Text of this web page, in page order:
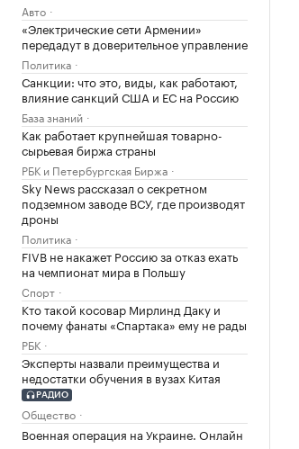
Авто
«Электрические сети Армении»
передадут в доверительное управление
Политика
Санкции: что это, виды, как работают,
влияние санкций США и ЕС на Россию
База знаний
Как работает крупнейшая товарно-
сырьевая биржа страны
РБК и Петербургская Биржа
Sky News рассказал о секретном
подземном заводе ВСУ, где производят
дроны
Политика
FIVB не накажет Россию за отказ ехать
на чемпионат мира в Польшу
Спорт
Кто такой косовар Мирлинд Даку и
почему фанаты «Спартака» ему не рады
РБК
Эксперты назвали преимущества и
недостатки обучения в вузах Китая
РАДИО
Общество
Военная операция на Украине. Онлайн